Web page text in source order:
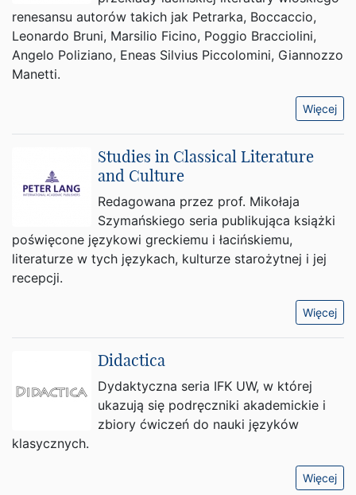
renesansu autorów takich jak Petrarka, Boccaccio,
Leonardo Bruni, Marsilio Ficino, Poggio Bracciolini,
Angelo Poliziano, Eneas Silvius Piccolomini, Giannozzo
Manetti.
Więcej
Studies in Classical Literature
and Culture
Redagowana przez prof. Mikołaja
Szymańskiego seria publikująca książki
poświęcone językowi greckiemu i łacińskiemu,
literaturze w tych językach, kulturze starożytnej i jej
recepcji.
Więcej
Didactica
Dydaktyczna seria IFK UW, w której
ukazują się podręczniki akademickie i
zbiory ćwiczeń do nauki języków
klasycznych.
Więcej